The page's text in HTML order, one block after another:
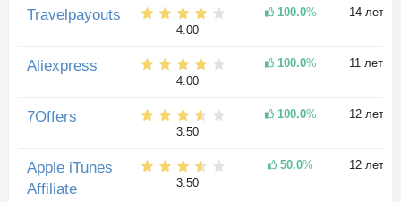
Travelpayouts
4.00
100.0% 14 лет
Aliexpress
4.00
100.0% 11 лет
7Offers
3.50
100.0% 12 лет
Apple iTunes
Affiliate
3.50
50.0% 12 лет